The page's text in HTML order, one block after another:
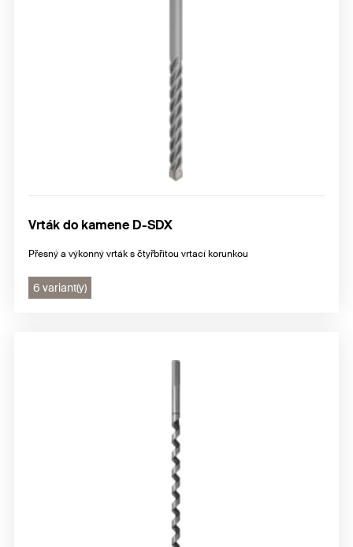
Vrták do kamene D-SDX
Přesný a výkonný vrták s čtyřbřitou vrtací korunkou
6 variant(y)